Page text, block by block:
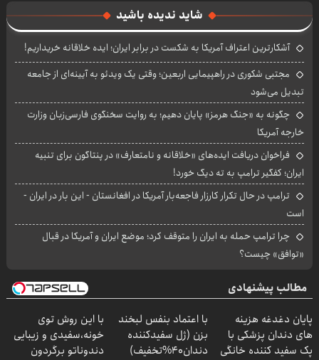
شاید ندیده باشید
آشکارترین اعتراف آمریکا به شکست در برابر ایران؛ ایده خلاقانه خریداریم!
مجتبی شکوری در راهپیمایی اربعین؛ وقتی یک ویدئو به آیینه‌ای از جامعه
تبدیل می‌شود
چگونه به «جنگ هرمز» پایان دهیم؛ به روایت سخنگوی فارسی‌زبان وزارت
خارجه آمریکا
فراخوان دریافت ایده‌های «خلاقانه و نامتعارف» در پنتاگون برای تنبیه
ایران؛ کفگیر ترامپ به ته دیگ خورد!
ترامپ در حال تکرار کارزار فاجعه‌بار آمریکا در افغانستان - این بار در ایران -
است
چرا ترامپ حمله به ایران را متوقف کرد؛ موضع ایران و آمریکا در قبال
«توافق» چیست؟
مطالب پیشنهادی
پایان دغدغه هزینه
های دندان پزشکی با
پک سفید کننده خانگی
با اعتماد بنفس لبخند
بزن (ژل سفیدکننده
دندان40%تخفیف)
با این روش توی
خونه،سفیدی و زیبایی
دندوناتو برگردون